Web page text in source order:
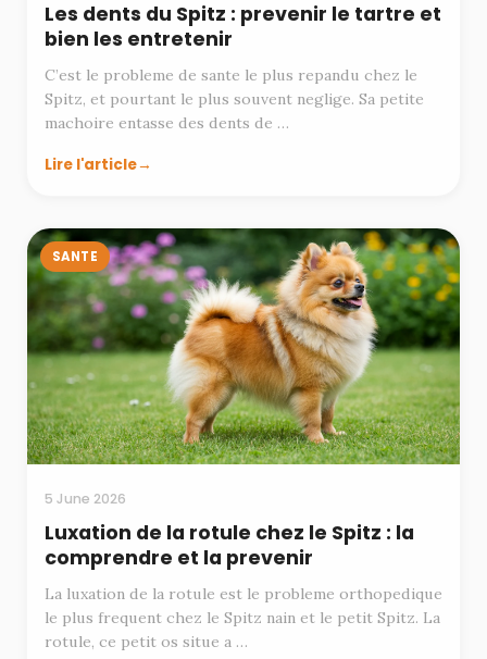
Les dents du Spitz : prevenir le tartre et
bien les entretenir
C’est le probleme de sante le plus repandu chez le
Spitz, et pourtant le plus souvent neglige. Sa petite
machoire entasse des dents de …
Lire l'article
SANTE
5 June 2026
Luxation de la rotule chez le Spitz : la
comprendre et la prevenir
La luxation de la rotule est le probleme orthopedique
le plus frequent chez le Spitz nain et le petit Spitz. La
rotule, ce petit os situe a …